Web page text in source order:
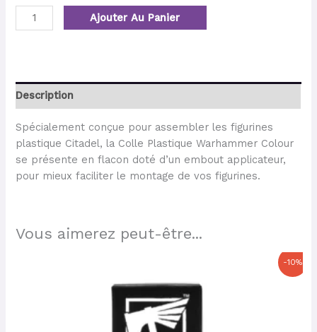
Ajouter Au Panier
Description
Spécialement conçue pour assembler les figurines
plastique Citadel, la Colle Plastique Warhammer Colour
se présente en flacon doté d’un embout applicateur,
pour mieux faciliter le montage de vos figurines.
Vous aimerez peut-être...
-10%
actuel